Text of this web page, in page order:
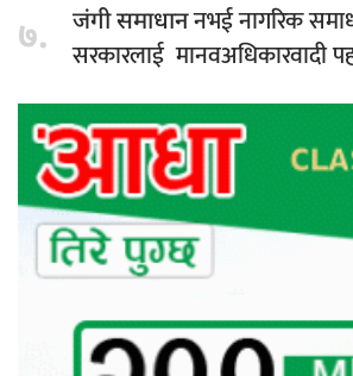
७. जंगी समाधाननभई नागरिक
सरकारलाई मानवअधिकारवादी